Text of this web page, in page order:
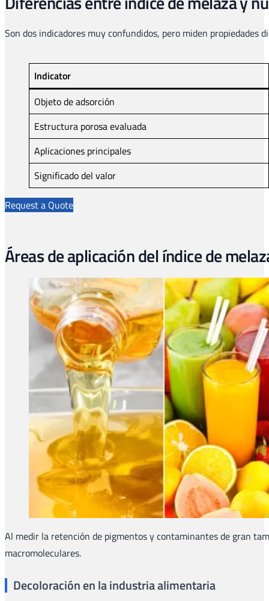
Son dos indicadores muy confundidos, pero miden propiedades
Indicator
Objeto de adsorción
Estructura porosa evaluada
Aplicaciones principales
Significado del valor
Request a Quote
Áreas de aplicación del índice de
Al medir la retención de pigmentos y contaminantes de gran
macromoleculares.
Decoloración en la industria alimentaria